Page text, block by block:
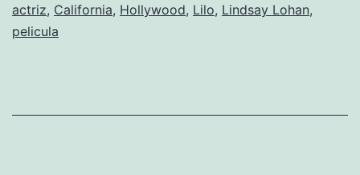
prisión!
actriz, California, Hollywood, Lilo, Lindsay Lohan,
pelicula